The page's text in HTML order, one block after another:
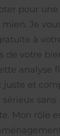
pour
Je
à
de votre
analyse
et
Mon rôle